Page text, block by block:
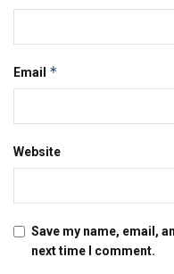
Email *
Website
Save my name, email,
next time I comment.